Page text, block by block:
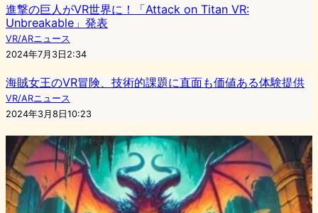
進撃の巨人がVR世界に！「Attack on Titan VR:
Unbreakable」発表
VR/ARニュース
2024年7月3日2:34
海賊女王のVR冒険、技術的課題に直面も価値ある体験提供
VR/ARニュース
2024年3月8日10:23